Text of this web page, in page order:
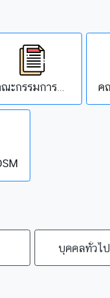
คณะกรรมการประจำมหาวิทยาลัย
บุคคลทั่วไป